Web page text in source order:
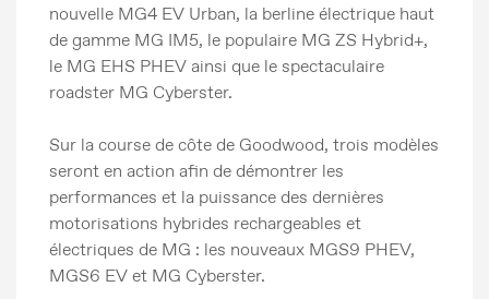
nouvelle MG4 EV Urban, la berline électrique haut
de gamme MG IM5, le populaire MG ZS Hybrid+,
le MG EHS PHEV ainsi que le spectaculaire
roadster MG Cyberster.
Sur la course de côte de Goodwood, trois modèles
seront en action afin de démontrer les
performances et la puissance des dernières
motorisations hybrides rechargeables et
électriques de MG : les nouveaux MGS9 PHEV,
MGS6 EV et MG Cyberster.